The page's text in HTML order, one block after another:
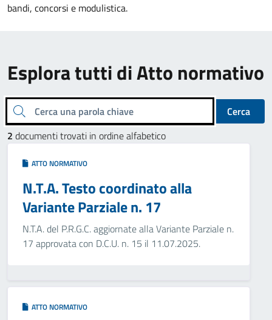
bandi, concorsi e modulistica.
Esplora tutti di Atto normativo
Cerca una parola chiave
Cerca
2 documenti trovati in ordine alfabetico
ATTO NORMATIVO
N.T.A. Testo coordinato alla
Variante Parziale n. 17
N.T.A. del P.R.G.C. aggiornate alla Variante Parziale n.
17 approvata con D.C.U. n. 15 il 11.07.2025.
ATTO NORMATIVO